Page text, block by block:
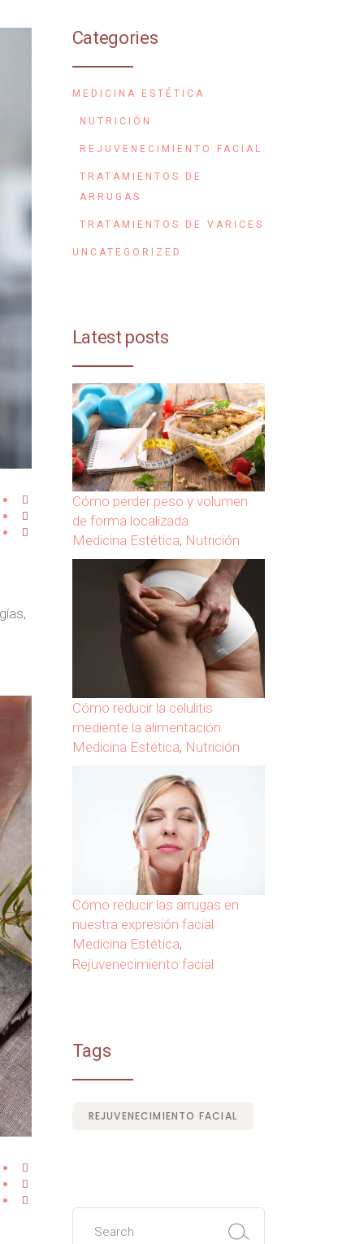
Categories
MEDICINA ESTÉTICA
NUTRICIÓN
REJUVENECIMIENTO FACIAL
TRATAMIENTOS DE
ARRUGAS
TRATAMIENTOS DE VARICES
UNCATEGORIZED
Latest posts
Cómo perder peso y volumen
de forma localizada
Medicina Estética, Nutrición
Cómo reducir la celulitis
mediente la alimentación
Medicina Estética, Nutrición
Cómo reducir las arrugas en
nuestra expresión facial
Medicina Estética,
Rejuvenecimiento facial
Tags
REJUVENECIMIENTO FACIAL
Search